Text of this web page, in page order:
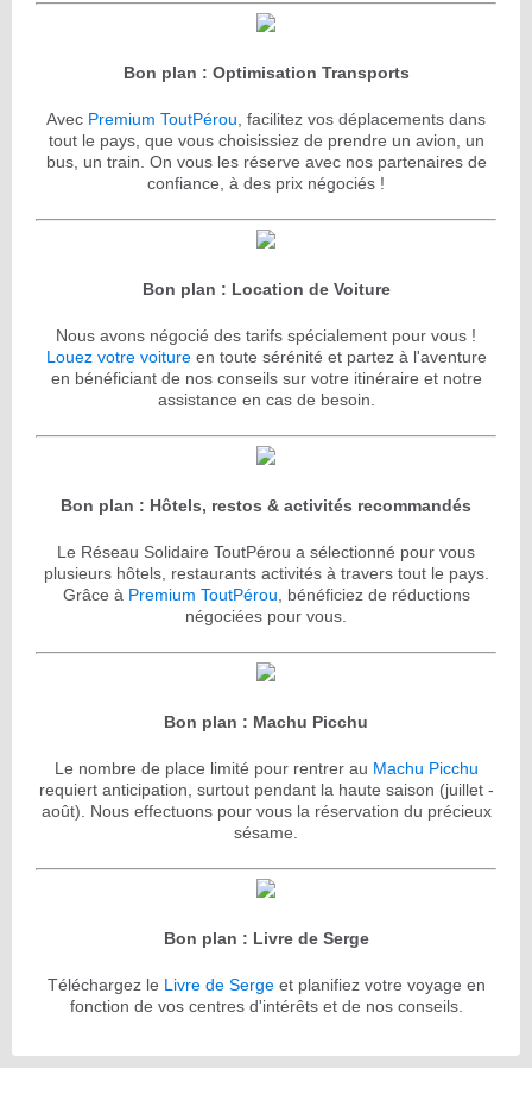
Bon plan : Optimisation Transports
Avec Premium ToutPérou , facilitez vos déplacements dans
tout le pays, que vous choisissiez de prendre un avion, un
bus, un train. On vous les réserve avec nos partenaires de
confiance, à des prix négociés !
Bon plan : Location de Voiture
Nous avons négocié des tarifs spécialement pour vous !
Louez votre voitureen toute sérénité et partez à l'aventure
en bénéficiant de nos conseils sur votre itinéraire et notre
assistance en cas de besoin.
Bon plan : Hôtels, restos & activités recommandés
Le Réseau Solidaire ToutPérou a sélectionné pour vous
plusieurs hôtels, restaurants activités à travers tout le pays.
Grâce à Premium ToutPérou , bénéficiez de réductions
négociées pour vous.
Bon plan : Machu Picchu
Le nombre de place limité pour rentrer au Machu Picchu
requiert anticipation, surtout pendant la haute saison (juillet -
août). Nous effectuons pour vous la réservation du précieux
sésame.
Bon plan : Livre de Serge
Téléchargez le Livre de Sergeet planifiez votre voyage en
fonction de vos centres d'intérêts et de nos conseils.